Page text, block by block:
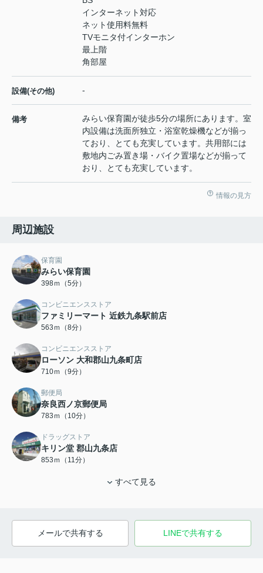
インターネット対応
ネット使用料無料
TVモニタ付インターホン
最上階
角部屋
設備(その他) -
備考
みらい保育園が徒歩5分の場所にあります。室
内設備は洗面所独立・浴室乾燥機などが揃っ
ており、とても充実しています。共用部には
敷地内ごみ置き場・バイク置場などが揃って
おり、とても充実しています。
情報の見方
周辺施設
保育園
みらい保育園
398ｍ（5分）
コンビニエンスストア
ファミリーマート 近鉄九条駅前店
563ｍ（8分）
コンビニエンスストア
ローソン 大和郡山九条町店
710ｍ（9分）
郵便局
奈良西ノ京郵便局
783ｍ（10分）
ドラッグストア
キリン堂 郡山九条店
853ｍ（11分）
すべて見る
メールで共有する LINEで共有する